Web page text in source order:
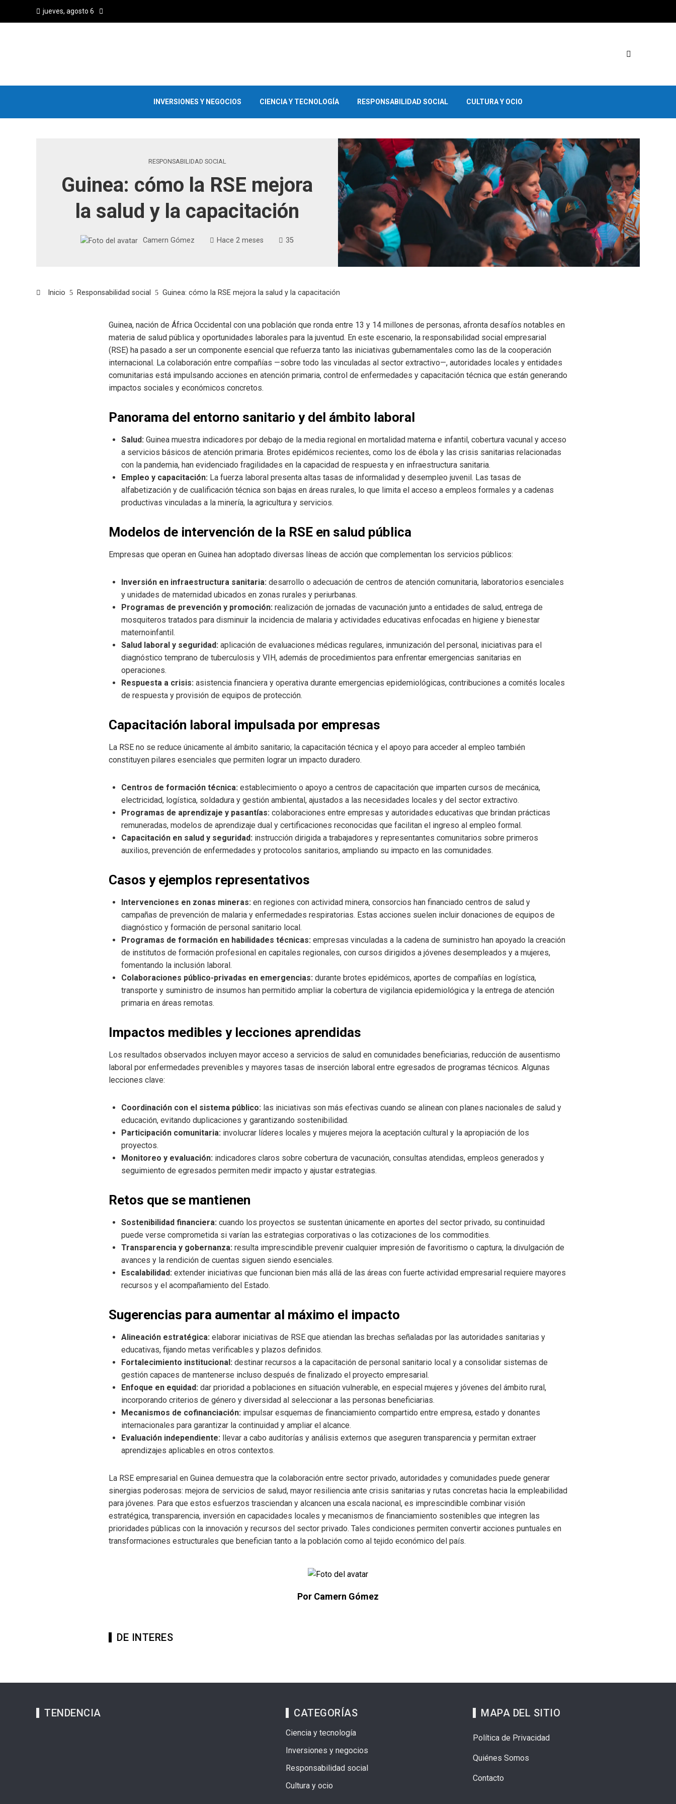
jueves, agosto 6
INVERSIONES Y NEGOCIOS CIENCIA Y TECNOLOGÍA RESPONSABILIDAD SOCIAL CULTURA Y OCIO
RESPONSABILIDAD SOCIAL
Guinea: cómo la RSE mejora
la salud y la capacitación
Camern Gómez Hace 2 meses 35
Inicio Responsabilidad social Guinea: cómo la RSE mejora la salud y la capacitación
Guinea, nación de África Occidental con una población que ronda entre 13 y 14 millones de personas, afronta desafíos notables en
materia de salud pública y oportunidades laborales para la juventud. En este escenario, la responsabilidad social empresarial
(RSE) ha pasado a ser un componente esencial que refuerza tanto las iniciativas gubernamentales como las de la cooperación
internacional. La colaboración entre compañías —sobre todo las vinculadas al sector extractivo—, autoridades locales y entidades
comunitarias está impulsando acciones en atención primaria, control de enfermedades y capacitación técnica que están generando
impactos sociales y económicos concretos.
Panorama del entorno sanitario y del ámbito laboral
Salud: Guinea muestra indicadores por debajo de la media regional en mortalidad materna e infantil, cobertura vacunal y acceso
a servicios básicos de atención primaria. Brotes epidémicos recientes, como los de ébola y las crisis sanitarias relacionadas
con la pandemia, han evidenciado fragilidades en la capacidad de respuesta y en infraestructura sanitaria.
Empleo y capacitación: La fuerza laboral presenta altas tasas de informalidad y desempleo juvenil. Las tasas de
alfabetización y de cualificación técnica son bajas en áreas rurales, lo que limita el acceso a empleos formales y a cadenas
productivas vinculadas a la minería, la agricultura y servicios.
Modelos de intervención de la RSE en salud pública
Empresas que operan en Guinea han adoptado diversas líneas de acción que complementan los servicios públicos:
Inversión en infraestructura sanitaria: desarrollo o adecuación de centros de atención comunitaria, laboratorios esenciales
y unidades de maternidad ubicados en zonas rurales y periurbanas.
Programas de prevención y promoción: realización de jornadas de vacunación junto a entidades de salud, entrega de
mosquiteros tratados para disminuir la incidencia de malaria y actividades educativas enfocadas en higiene y bienestar
maternoinfantil.
Salud laboral y seguridad: aplicación de evaluaciones médicas regulares, inmunización del personal, iniciativas para el
diagnóstico temprano de tuberculosis y VIH, además de procedimientos para enfrentar emergencias sanitarias en
operaciones.
Respuesta a crisis: asistencia financiera y operativa durante emergencias epidemiológicas, contribuciones a comités locales
de respuesta y provisión de equipos de protección.
Capacitación laboral impulsada por empresas
La RSE no se reduce únicamente al ámbito sanitario; la capacitación técnica y el apoyo para acceder al empleo también
constituyen pilares esenciales que permiten lograr un impacto duradero.
Centros de formación técnica: establecimiento o apoyo a centros de capacitación que imparten cursos de mecánica,
electricidad, logística, soldadura y gestión ambiental, ajustados a las necesidades locales y del sector extractivo.
Programas de aprendizaje y pasantías: colaboraciones entre empresas y autoridades educativas que brindan prácticas
remuneradas, modelos de aprendizaje dual y certificaciones reconocidas que facilitan el ingreso al empleo formal.
Capacitación en salud y seguridad: instrucción dirigida a trabajadores y representantes comunitarios sobre primeros
auxilios, prevención de enfermedades y protocolos sanitarios, ampliando su impacto en las comunidades.
Casos y ejemplos representativos
Intervenciones en zonas mineras: en regiones con actividad minera, consorcios han financiado centros de salud y
campañas de prevención de malaria y enfermedades respiratorias. Estas acciones suelen incluir donaciones de equipos de
diagnóstico y formación de personal sanitario local.
Programas de formación en habilidades técnicas: empresas vinculadas a la cadena de suministro han apoyado la creación
de institutos de formación profesional en capitales regionales, con cursos dirigidos a jóvenes desempleados y a mujeres,
fomentando la inclusión laboral.
Colaboraciones público-privadas en emergencias: durante brotes epidémicos, aportes de compañías en logística,
transporte y suministro de insumos han permitido ampliar la cobertura de vigilancia epidemiológica y la entrega de atención
primaria en áreas remotas.
Impactos medibles y lecciones aprendidas
Los resultados observados incluyen mayor acceso a servicios de salud en comunidades beneficiarias, reducción de ausentismo
laboral por enfermedades prevenibles y mayores tasas de inserción laboral entre egresados de programas técnicos. Algunas
lecciones clave:
Coordinación con el sistema público: las iniciativas son más efectivas cuando se alinean con planes nacionales de salud y
educación, evitando duplicaciones y garantizando sostenibilidad.
Participación comunitaria: involucrar líderes locales y mujeres mejora la aceptación cultural y la apropiación de los
proyectos.
Monitoreo y evaluación: indicadores claros sobre cobertura de vacunación, consultas atendidas, empleos generados y
seguimiento de egresados permiten medir impacto y ajustar estrategias.
Retos que se mantienen
Sostenibilidad financiera: cuando los proyectos se sustentan únicamente en aportes del sector privado, su continuidad
puede verse comprometida si varían las estrategias corporativas o las cotizaciones de los commodities.
Transparencia y gobernanza: resulta imprescindible prevenir cualquier impresión de favoritismo o captura; la divulgación de
avances y la rendición de cuentas siguen siendo esenciales.
Escalabilidad: extender iniciativas que funcionan bien más allá de las áreas con fuerte actividad empresarial requiere mayores
recursos y el acompañamiento del Estado.
Sugerencias para aumentar al máximo el impacto
Alineación estratégica: elaborar iniciativas de RSE que atiendan las brechas señaladas por las autoridades sanitarias y
educativas, fijando metas verificables y plazos definidos.
Fortalecimiento institucional: destinar recursos a la capacitación de personal sanitario local y a consolidar sistemas de
gestión capaces de mantenerse incluso después de finalizado el proyecto empresarial.
Enfoque en equidad: dar prioridad a poblaciones en situación vulnerable, en especial mujeres y jóvenes del ámbito rural,
incorporando criterios de género y diversidad al seleccionar a las personas beneficiarias.
Mecanismos de cofinanciación: impulsar esquemas de financiamiento compartido entre empresa, estado y donantes
internacionales para garantizar la continuidad y ampliar el alcance.
Evaluación independiente: llevar a cabo auditorías y análisis externos que aseguren transparencia y permitan extraer
aprendizajes aplicables en otros contextos.
La RSE empresarial en Guinea demuestra que la colaboración entre sector privado, autoridades y comunidades puede generar
sinergias poderosas: mejora de servicios de salud, mayor resiliencia ante crisis sanitarias y rutas concretas hacia la empleabilidad
para jóvenes. Para que estos esfuerzos trasciendan y alcancen una escala nacional, es imprescindible combinar visión
estratégica, transparencia, inversión en capacidades locales y mecanismos de financiamiento sostenibles que integren las
prioridades públicas con la innovación y recursos del sector privado. Tales condiciones permiten convertir acciones puntuales en
transformaciones estructurales que benefician tanto a la población como al tejido económico del país.
Por Camern Gómez
DE INTERES
TENDENCIA CATEGORÍAS
Ciencia y tecnología
Inversiones y negocios
Responsabilidad social
Cultura y ocio
MAPA DEL SITIO
Política de Privacidad
Quiénes Somos
Contacto